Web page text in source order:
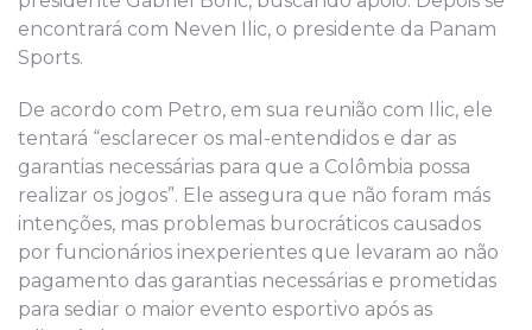
encontrará com Neven Ilic, o presidente da Panam
Sports.
De acordo com Petro, em sua reunião com Ilic, ele
tentará “esclarecer os mal-entendidos e dar as
garantias necessárias para que a Colômbia possa
realizar os jogos”. Ele assegura que não foram más
intenções, mas problemas burocráticos causados
por funcionários inexperientes que levaram ao não
pagamento das garantias necessárias e prometidas
para sediar o maior evento esportivo após as